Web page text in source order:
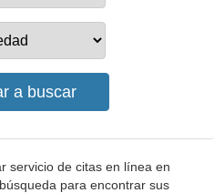
servicio de citas en línea en
para encontrar sus